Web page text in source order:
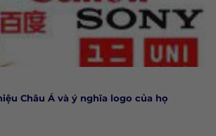
Châu Á và ý nghĩa logo của họ